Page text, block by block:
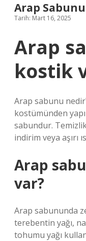
Arap
Tarih: Mart 16, 2025
Arap
kostik
Arap sabunu
kostümünden
sabundur. Temizlik
indirim veya aşırı
Arap
var?
Arap sabununda
terebentin yağı,
tohumu yağı